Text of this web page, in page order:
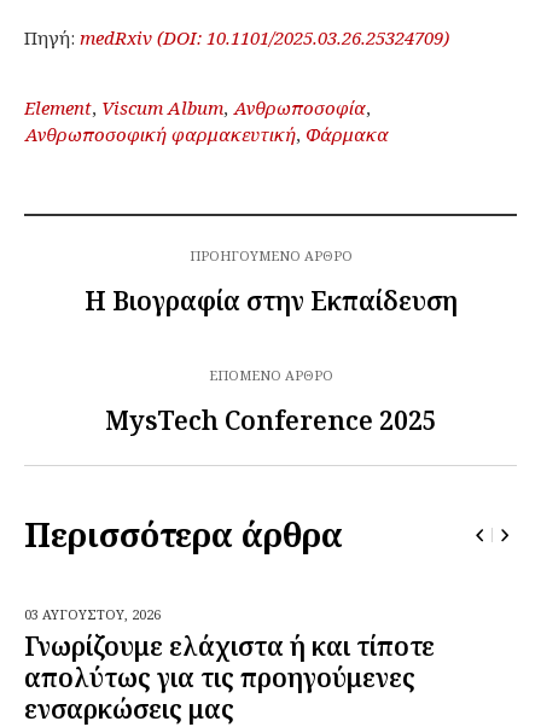
Πηγή: medRxiv (DOI: 10.1101/2025.03.26.25324709)
Element, Viscum Album, Ανθρωποσοφία,
Ανθρωποσοφική φαρμακευτική, Φάρμακα
ΠΡΟΗΓΟΎΜΕΝΟ ΆΡΘΡΟ
Η Βιογραφία στην Εκπαίδευση
ΕΠΌΜΕΝΟ ΆΡΘΡΟ
MysTech Conference 2025
Περισσότερα άρθρα
03 ΑΥΓΟΎΣΤΟΥ, 2026
Γνωρίζουμε ελάχιστα ή και τίποτε
απολύτως για τις προηγούμενες
ενσαρκώσεις μας